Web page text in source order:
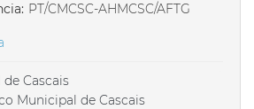
PT/CMCSC-AHMCSC/AFTG
Cascais
Municipal de Cascais